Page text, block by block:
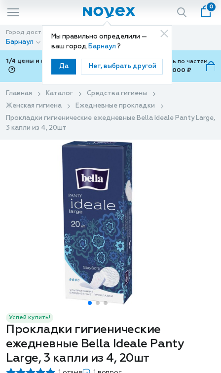
Мы правильно определили —
ваш город Барнаул ?
Да Нет, выбрать другой
0
Город доставки
Барнаул
Способ доставки
Доставка
1/4 цены и покупки ваши с Подели
Можно оплатить по частям
от 700 ₽ до 15,000 ₽
Главная Каталог
Средства гигиены
Женская гигиена
Ежедневные прокладки
Прокладки гигиенические ежедневные Bella Ideale Panty Large,
3 капли из 4, 20шт
Успей купить!
Прокладки гигиенические
ежедневные Bella Ideale Panty
Large, 3 капли из 4, 20шт